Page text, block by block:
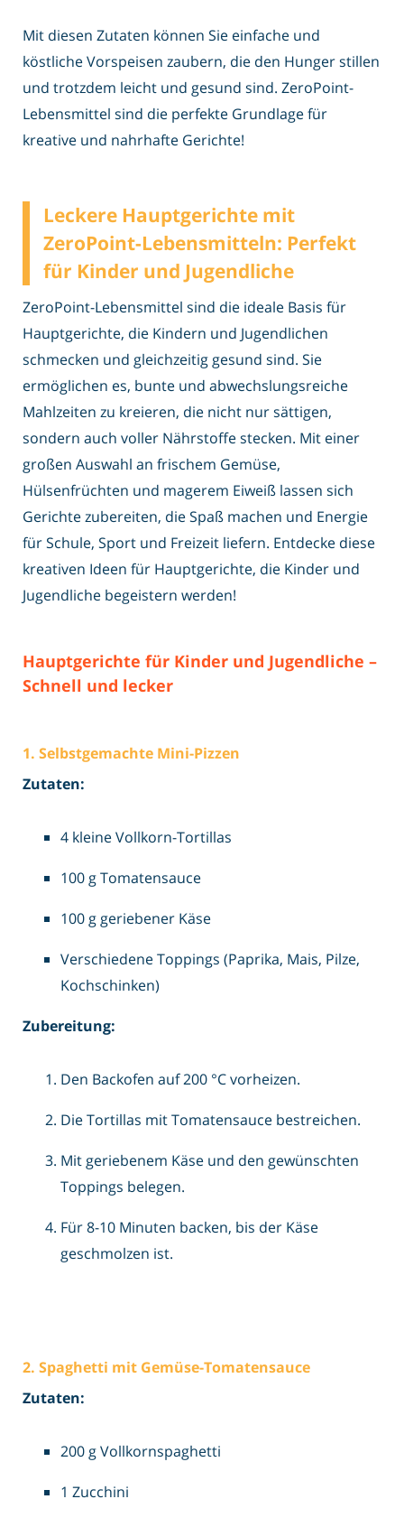
Mit diesen Zutaten können Sie einfache und
köstliche Vorspeisen zaubern, die den Hunger stillen
und trotzdem leicht und gesund sind. ZeroPoint-
Lebensmittel sind die perfekte Grundlage für
kreative und nahrhafte Gerichte!
Leckere Hauptgerichte mit
ZeroPoint-Lebensmitteln: Perfekt
für Kinder und Jugendliche
ZeroPoint-Lebensmittel sind die ideale Basis für
Hauptgerichte, die Kindern und Jugendlichen
schmecken und gleichzeitig gesund sind. Sie
ermöglichen es, bunte und abwechslungsreiche
Mahlzeiten zu kreieren, die nicht nur sättigen,
sondern auch voller Nährstoffe stecken. Mit einer
großen Auswahl an frischem Gemüse,
Hülsenfrüchten und magerem Eiweiß lassen sich
Gerichte zubereiten, die Spaß machen und Energie
für Schule, Sport und Freizeit liefern. Entdecke diese
kreativen Ideen für Hauptgerichte, die Kinder und
Jugendliche begeistern werden!
Hauptgerichte für Kinder und Jugendliche –
Schnell und lecker
1. Selbstgemachte Mini-Pizzen
Zutaten:
4 kleine Vollkorn-Tortillas
100 g Tomatensauce
100 g geriebener Käse
Verschiedene Toppings (Paprika, Mais, Pilze,
Kochschinken)
Zubereitung:
Den Backofen auf 200 °C vorheizen.
Die Tortillas mit Tomatensauce bestreichen.
Mit geriebenem Käse und den gewünschten
Toppings belegen.
Für 8-10 Minuten backen, bis der Käse
geschmolzen ist.
2. Spaghetti mit Gemüse-Tomatensauce
Zutaten:
200 g Vollkornspaghetti
1 Zucchini